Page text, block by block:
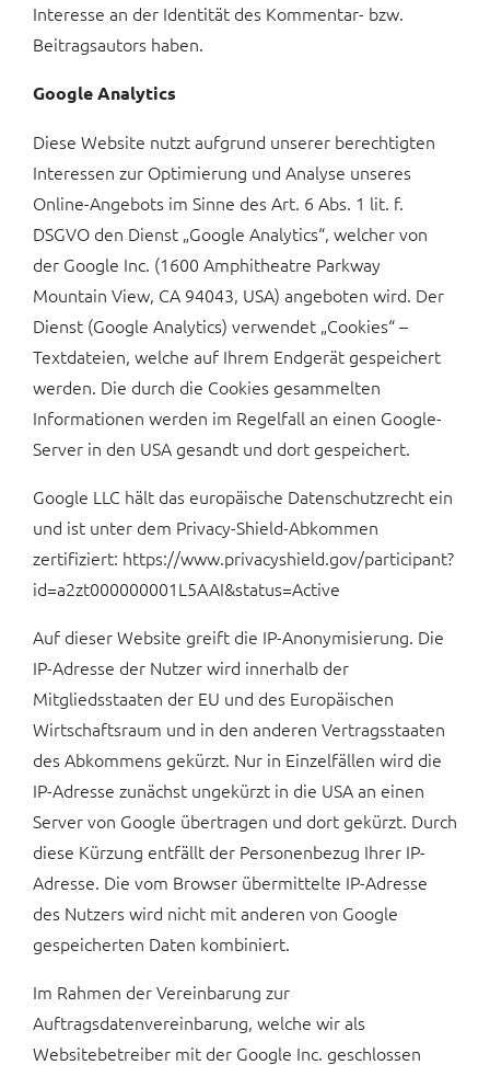
Interesse an der Identität des Kommentar- bzw.
Beitragsautors haben.
Google Analytics
Diese Website nutzt aufgrund unserer berechtigten
Interessen zur Optimierung und Analyse unseres
Online-Angebots im Sinne des Art. 6 Abs. 1 lit. f.
DSGVO den Dienst „Google Analytics“, welcher von
der Google Inc. (1600 Amphitheatre Parkway
Mountain View, CA 94043, USA) angeboten wird. Der
Dienst (Google Analytics) verwendet „Cookies“ –
Textdateien, welche auf Ihrem Endgerät gespeichert
werden. Die durch die Cookies gesammelten
Informationen werden im Regelfall an einen Google-
Server in den USA gesandt und dort gespeichert.
Google LLC hält das europäische Datenschutzrecht ein
und ist unter dem Privacy-Shield-Abkommen
zertifiziert: https://www.privacyshield.gov/participant?
id=a2zt000000001L5AAI&status=Active
Auf dieser Website greift die IP-Anonymisierung. Die
IP-Adresse der Nutzer wird innerhalb der
Mitgliedsstaaten der EU und des Europäischen
Wirtschaftsraum und in den anderen Vertragsstaaten
des Abkommens gekürzt. Nur in Einzelfällen wird die
IP-Adresse zunächst ungekürzt in die USA an einen
Server von Google übertragen und dort gekürzt. Durch
diese Kürzung entfällt der Personenbezug Ihrer IP-
Adresse. Die vom Browser übermittelte IP-Adresse
des Nutzers wird nicht mit anderen von Google
gespeicherten Daten kombiniert.
Im Rahmen der Vereinbarung zur
Auftragsdatenvereinbarung, welche wir als
Websitebetreiber mit der Google Inc. geschlossen